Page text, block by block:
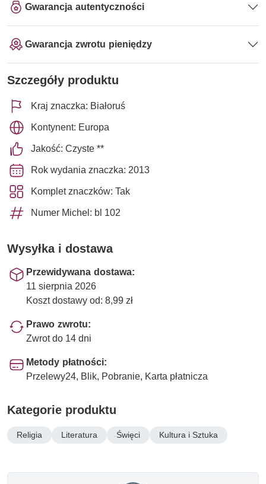
Gwarancja autentyczności
Gwarancja zwrotu pieniędzy
Szczegóły produktu
Kraj znaczka: Białoruś
Kontynent: Europa
Jakość: Czyste **
Rok wydania znaczka: 2013
Komplet znaczków: Tak
Numer Michel: bl 102
Wysyłka i dostawa
Przewidywana dostawa:
11 sierpnia 2026
Koszt dostawy od: 8,99 zł
Prawo zwrotu:
Zwrot do 14 dni
Metody płatności:
Przelewy24, Blik, Pobranie, Karta płatnicza
Kategorie produktu
Religia Literatura Święci Kultura i Sztuka